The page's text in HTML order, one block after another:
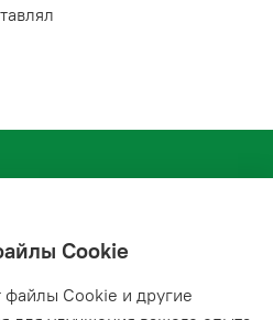
Cookie
файлы Cookie и другие